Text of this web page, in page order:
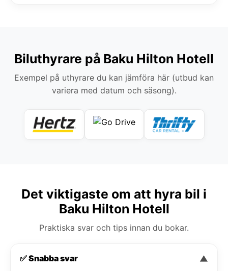
Biluthyrare på Baku Hilton Hotell
Exempel på uthyrare du kan jämföra här (utbud kan
variera med datum och säsong).
Det viktigaste om att hyra bil i
Baku Hilton Hotell
Praktiska svar och tips innan du bokar.
✅ Snabba svar ▼